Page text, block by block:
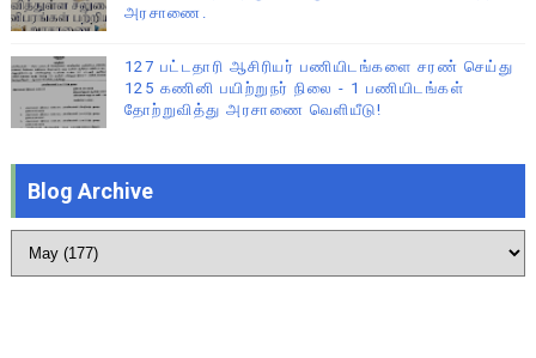
அரசாணை.
127 பட்டதாரி ஆசிரியர் பணியிடங்களை சரண் செய்து
125 கணினி பயிற்றுநர் நிலை - 1 பணியிடங்கள்
தோற்றுவித்து அரசாணை வெளியீடு!
Blog Archive